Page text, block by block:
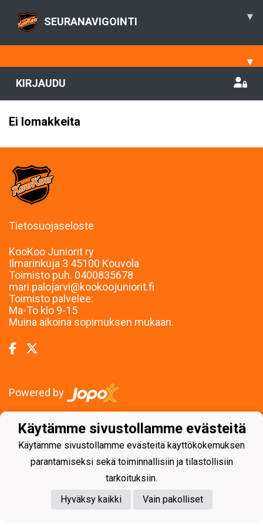
SEURANAVIGOINTI ▾
▾
KIRJAUDU
Ei lomakkeita
Tietosuojaseloste
KooKoo Juniorit ry
Ilmarinkuja 3 45100 Kouvola
Toimisto puh. 0400835678
mari.palojarvi@kookoojuniorit.fi
Toimisto palvelee:
Ma-To klo 9-15
Muina aikoina sopimuksen mukaan.
Powered by
Käytämme sivustollamme evästeitä
Käytämme sivustollamme evästeitä käyttökokemuksen
parantamiseksi sekä toiminnallisiin ja tilastollisiin
tarkoituksiin.
Hyväksy kaikki
Vain pakolliset